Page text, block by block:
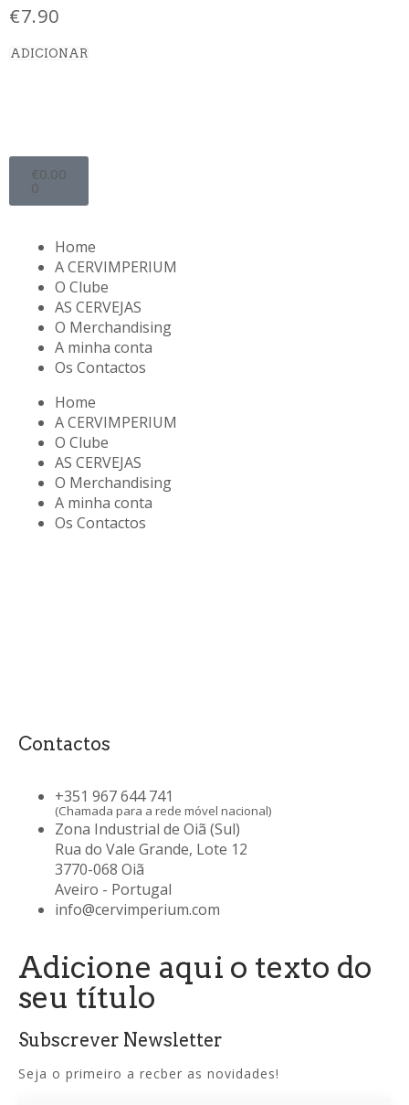
€7.90
ADICIONAR
€0.00
0
Home
A CERVIMPERIUM
O Clube
AS CERVEJAS
O Merchandising
A minha conta
Os Contactos
Home
A CERVIMPERIUM
O Clube
AS CERVEJAS
O Merchandising
A minha conta
Os Contactos
Contactos
+351 967 644 741
(Chamada para a rede móvel nacional)
Zona Industrial de Oiã (Sul)
Rua do Vale Grande, Lote 12
3770-068 Oiã
Aveiro - Portugal
info@cervimperium.com
Adicione aqui o texto do
seu título
Subscrever Newsletter
Seja o primeiro a recber as novidades!